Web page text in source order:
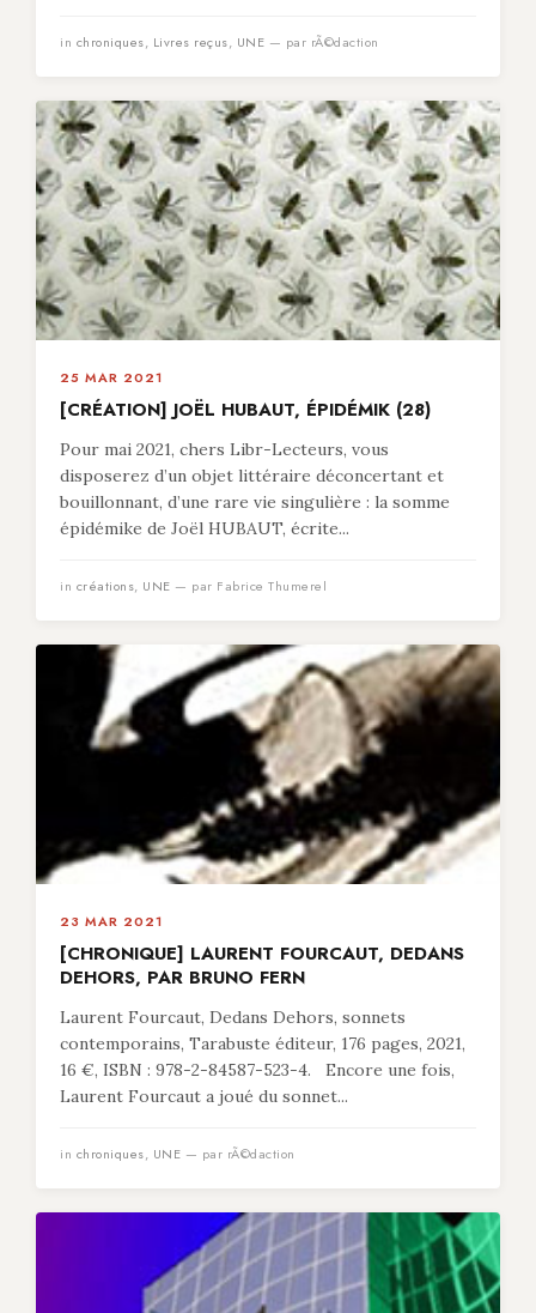
in chroniques, Livres reçus, UNE — par rÃ©daction
25 MAR 2021
[CRÉATION] JOËL HUBAUT, ÉPIDÉMIK (28)
Pour mai 2021, chers Libr-Lecteurs, vous
disposerez d’un objet littéraire déconcertant et
bouillonnant, d’une rare vie singulière : la somme
épidémike de Joël HUBAUT, écrite...
in créations, UNE — par Fabrice Thumerel
23 MAR 2021
[CHRONIQUE] LAURENT FOURCAUT, DEDANS
DEHORS, PAR BRUNO FERN
Laurent Fourcaut, Dedans Dehors, sonnets
contemporains, Tarabuste éditeur, 176 pages, 2021,
16 €, ISBN : 978-2-84587-523-4. Encore une fois,
Laurent Fourcaut a joué du sonnet...
in chroniques, UNE — par rÃ©daction